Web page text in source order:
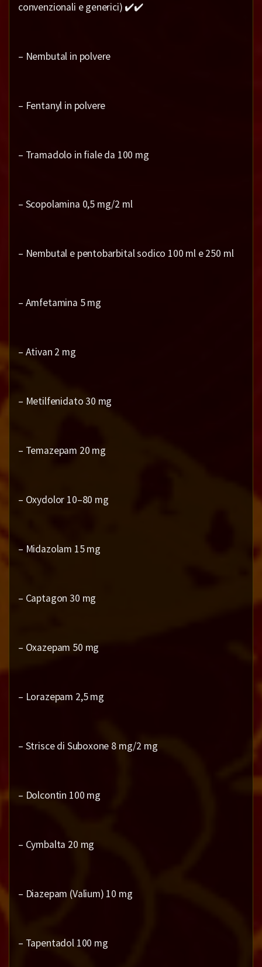
convenzionali e generici) ✔️✔️
– Nembutal in polvere
– Fentanyl in polvere
– Tramadolo in fiale da 100 mg
– Scopolamina 0,5 mg/2 ml
– Nembutal e pentobarbital sodico 100 ml e 250 ml
– Amfetamina 5 mg
– Ativan 2 mg
– Metilfenidato 30 mg
– Temazepam 20 mg
– Oxydolor 10–80 mg
– Midazolam 15 mg
– Captagon 30 mg
– Oxazepam 50 mg
– Lorazepam 2,5 mg
– Strisce di Suboxone 8 mg/2 mg
– Dolcontin 100 mg
– Cymbalta 20 mg
– Diazepam (Valium) 10 mg
– Tapentadol 100 mg